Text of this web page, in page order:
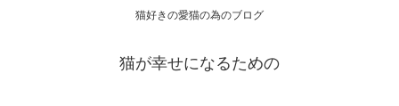
猫好きの愛猫の為のブログ
猫が幸せになるための